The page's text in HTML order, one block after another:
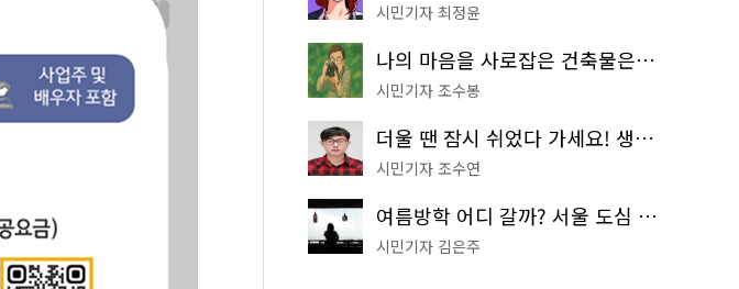
시민기자 최정윤
나의 마음을 사로잡은 건축물은? '서울시 건축상' 수상작 공개!
시민기자 조수봉
더울 땐 잠시 쉬었다 가세요! 생수 냉장고부터 해피소·무더위쉼터까지
시민기자 조수연
여름방학 어디 갈까? 서울 도심 무료 실내 여행 코스 추천
시민기자 김은주